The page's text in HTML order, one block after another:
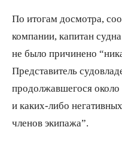
По итогам досмотра,
компании, капитан
не было причинено
Представитель
продолжавшегося около
и каких-либо
членов экипажа”.